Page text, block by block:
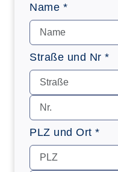
Name *
Straße und Nr *
PLZ und Ort *